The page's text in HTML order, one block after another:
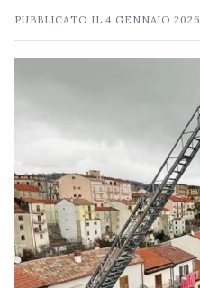
PUBBLICATO IL4 GENNAIO 2026